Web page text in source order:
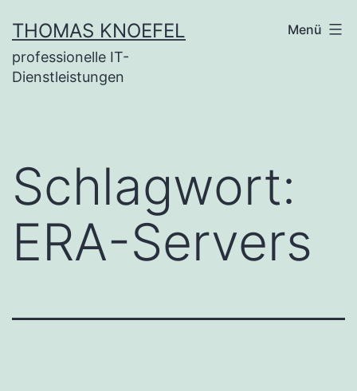
Inhalt
springen
THOMAS KNOEFEL
professionelle IT-
Dienstleistungen
Menü
Schlagwort:
ERA-Servers